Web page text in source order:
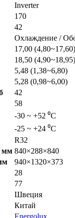
Inverter
170
42
Охлаждение /
17,00 (4,80~17,60)
18,50 (4,90~18,95)
5,48 (1,38~6,80)
5,28 (0,98~6,00)
42
58
-30 ~ +52 ⁰С
-25 ~ +24 ⁰С
R32
мм 840×288×840
940×1320×373
28
77
Швеция
Китай
Energolux